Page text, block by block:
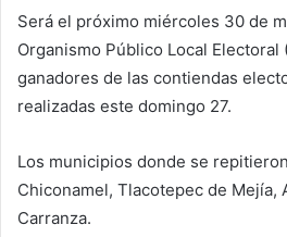
Será el próximo miércoles 30 de
Organismo Público Local Electoral
ganadores de las contiendas
realizadas este domingo 27.
Los municipios donde se
Chiconamel, Tlacotepec de Mejía,
Carranza.